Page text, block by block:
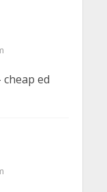
cheap ed